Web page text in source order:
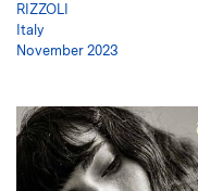
RIZZOLI
Italy
November 2023